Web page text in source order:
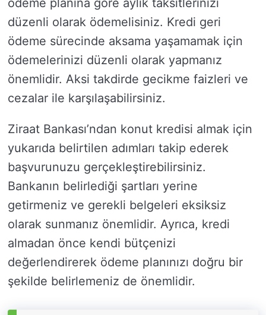
ödeme planına göre aylık taksitlerinizi
düzenli olarak ödemelisiniz. Kredi geri
ödeme sürecinde aksama yaşamamak için
ödemelerinizi düzenli olarak yapmanız
önemlidir. Aksi takdirde gecikme faizleri ve
cezalar ile karşılaşabilirsiniz.
Ziraat Bankası’ndan konut kredisi almak için
yukarıda belirtilen adımları takip ederek
başvurunuzu gerçekleştirebilirsiniz.
Bankanın belirlediği şartları yerine
getirmeniz ve gerekli belgeleri eksiksiz
olarak sunmanız önemlidir. Ayrıca, kredi
almadan önce kendi bütçenizi
değerlendirerek ödeme planınızı doğru bir
şekilde belirlemeniz de önemlidir.